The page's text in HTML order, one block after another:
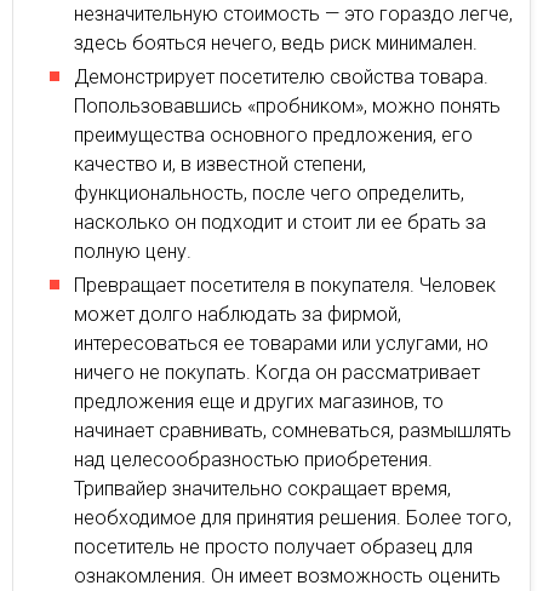
незначительную стоимость — это гораздо легче,
здесь бояться нечего, ведь риск минимален.
Демонстрирует посетителю свойства товара.
Попользовавшись «пробником», можно понять
преимущества основного предложения, его
качество и, в известной степени,
функциональность, после чего определить,
насколько он подходит и стоит ли ее брать за
полную цену.
Превращает посетителя в покупателя. Человек
может долго наблюдать за фирмой,
интересоваться ее товарами или услугами, но
ничего не покупать. Когда он рассматривает
предложения еще и других магазинов, то
начинает сравнивать, сомневаться, размышлять
над целесообразностью приобретения.
Трипвайер значительно сокращает время,
необходимое для принятия решения. Более того,
посетитель не просто получает образец для
ознакомления. Он имеет возможность оценить